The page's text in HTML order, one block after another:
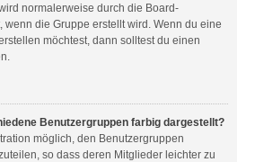
normalerweise durch die Board-
wenn die Gruppe erstellt wird. Wenn du eine
möchtest, dann solltest du einen
Benutzergruppen farbig dargestellt?
möglich, den Benutzergruppen
so dass deren Mitglieder leichter zu